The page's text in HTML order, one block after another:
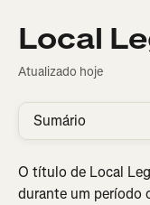
Local
Atualizado hoje
Sumário
O título de Local
durante um período